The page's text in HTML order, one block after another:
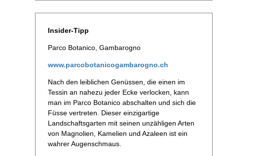
Insider-Tipp
Parco Botanico, Gambarogno
www.parcobotanicogambarogno.ch
Nach den leiblichen Genüssen, die einen im
Tessin an nahezu jeder Ecke verlocken, kann
man im Parco Botanico abschalten und sich die
Füsse vertreten. Dieser einzigartige
Landschaftsgarten mit seinen unzähligen Arten
von Magnolien, Kamelien und Azaleen ist ein
wahrer Augenschmaus.